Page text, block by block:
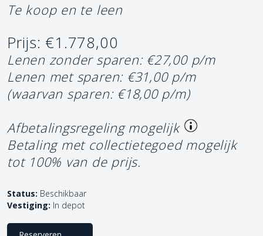
Te koop en te leen
Prijs: €1.778,00
Lenen zonder sparen: €27,00 p/m
Lenen met sparen: €31,00 p/m
(waarvan sparen: €18,00 p/m)
Afbetalingsregeling mogelijk
Betaling met collectietegoed mogelijk
tot 100% van de prijs.
Status: Beschikbaar
Vestiging: In depot